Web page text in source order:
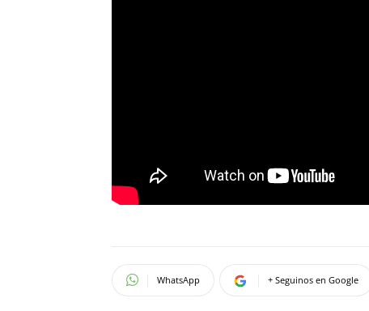
WhatsApp + Seguinos en Google